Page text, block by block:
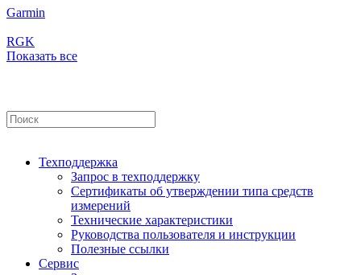
Garmin
RGK
Показать все
Техподдержка
Запрос в техподдержку
Сертификаты об утверждении типа средств
измерений
Технические характеристики
Руководства пользователя и инструкции
Полезные ссылки
Сервис